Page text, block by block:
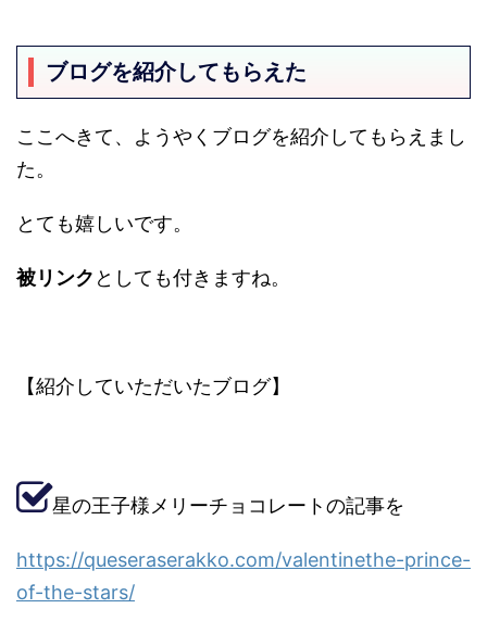
ブログを紹介してもらえた
ここへきて、ようやくブログを紹介してもらえまし
た。
とても嬉しいです。
被リンク としても付きますね。
【紹介していただいたブログ】
星の王子様メリーチョコレートの記事を
https://queseraserakko.com/valentinethe-prince-
of-the-stars/